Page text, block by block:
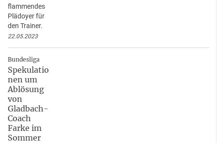
flammendes
Plädoyer für
den Trainer.
22.05.2023
Bundesliga
Spekulatio
nen um
Ablösung
von
Gladbach-
Coach
Farke im
Sommer